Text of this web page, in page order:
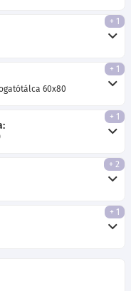
+ 1
60x80
+ 1
+ 1
+ 2
+ 1